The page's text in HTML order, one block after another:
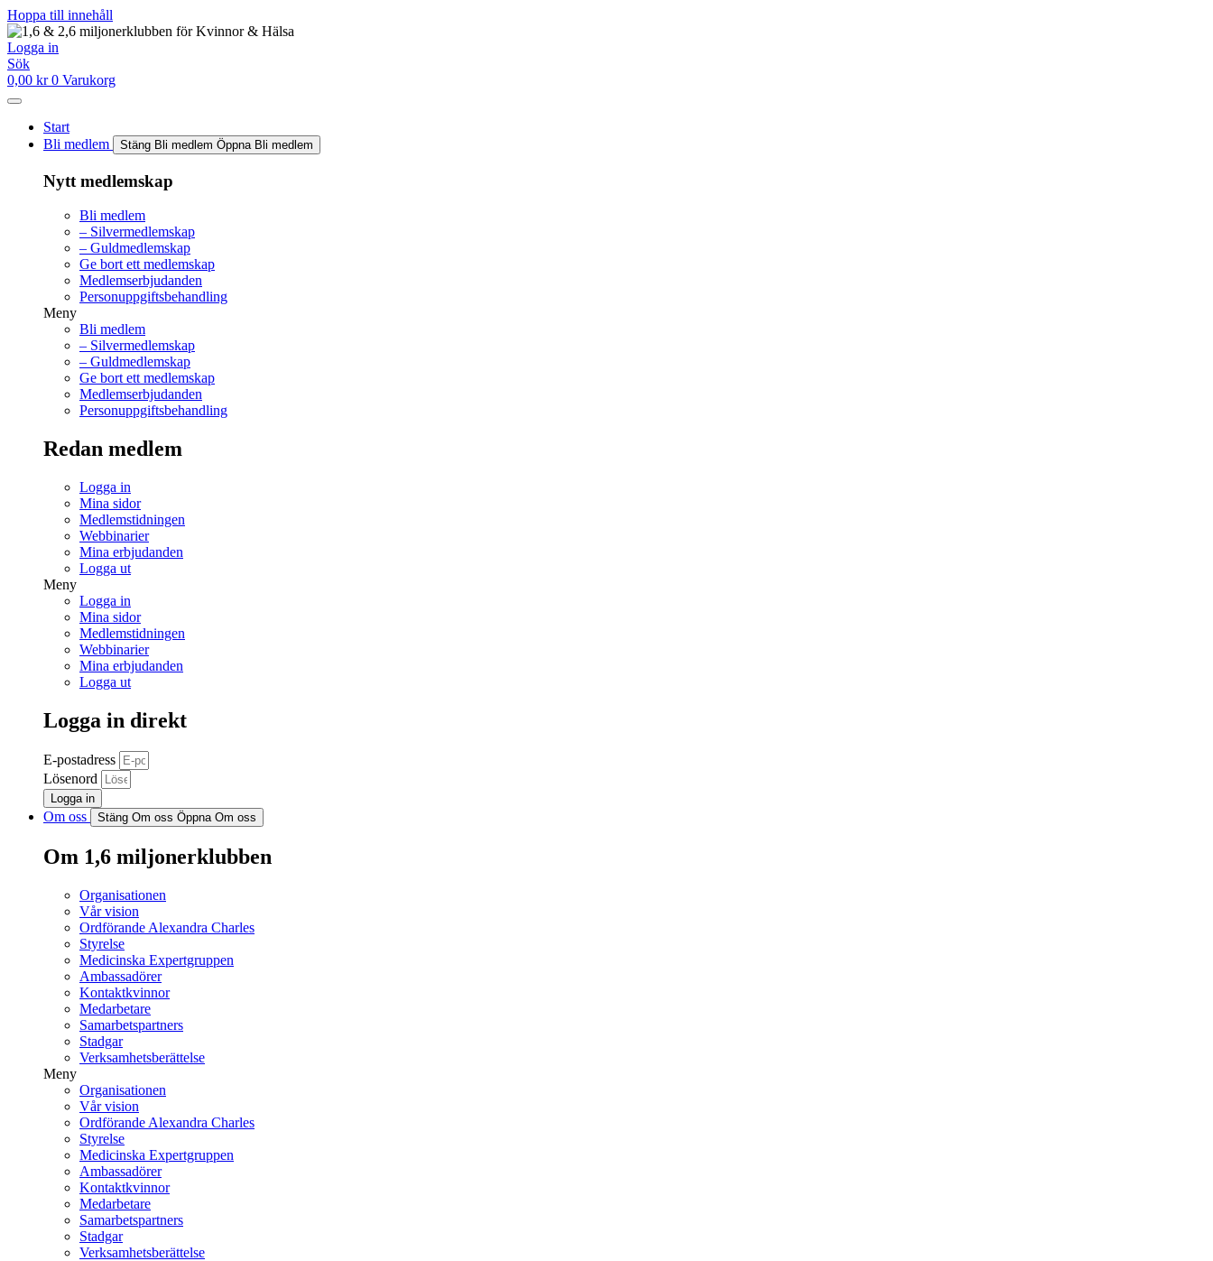
Hoppa till innehåll
Logga in
Sök
0,00 kr 0 Varukorg
Start
Bli medlem
Stäng Bli medlem Öppna Bli medlem
Nytt medlemskap
Bli medlem
– Silvermedlemskap
– Guldmedlemskap
Ge bort ett medlemskap
Medlemserbjudanden
Personuppgiftsbehandling
Meny
Bli medlem
– Silvermedlemskap
– Guldmedlemskap
Ge bort ett medlemskap
Medlemserbjudanden
Personuppgiftsbehandling
Redan medlem
Logga in
Mina sidor
Medlemstidningen
Webbinarier
Mina erbjudanden
Logga ut
Meny
Logga in
Mina sidor
Medlemstidningen
Webbinarier
Mina erbjudanden
Logga ut
Logga in direkt
E-postadress
Lösenord
Logga in
Om oss Stäng Om oss Öppna Om oss
Om 1,6 miljonerklubben
Organisationen
Vår vision
Ordförande Alexandra Charles
Styrelse
Medicinska Expertgruppen
Ambassadörer
Kontaktkvinnor
Medarbetare
Samarbetspartners
Stadgar
Verksamhetsberättelse
Meny
Organisationen
Vår vision
Ordförande Alexandra Charles
Styrelse
Medicinska Expertgruppen
Ambassadörer
Kontaktkvinnor
Medarbetare
Samarbetspartners
Stadgar
Verksamhetsberättelse